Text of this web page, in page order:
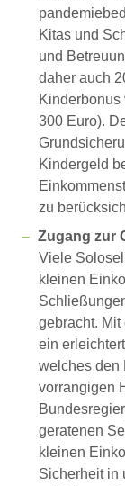
Kitas und
und
daher auch
Kinderbonus
300 Euro).
Kindergeld
zu
Zugang zur
Viele
kleinen
gebracht.
ein
welches den
vorrangigen
geratenen
kleinen
Sicherheit in